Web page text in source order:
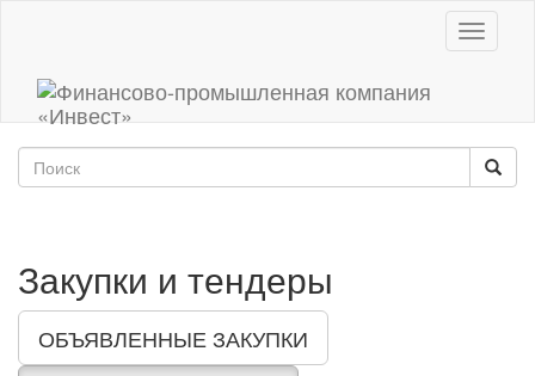
Toggle
Закупки и тендеры
ОБЪЯВЛЕННЫЕ ЗАКУПКИ